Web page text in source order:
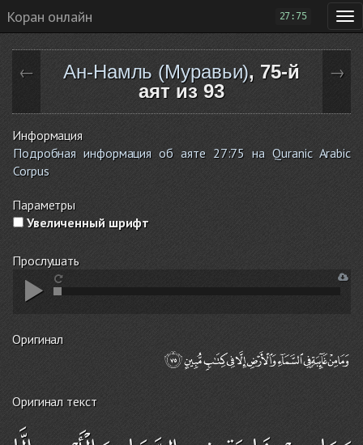
Коран онлайн 27:75
← Ан-Намль (Муравьи), 75-й
аят из 93
→
Информация
Подробная информация об аяте 27:75 на Quranic Arabic
Corpus
Параметры
Увеличенный шрифт
Прослушать
Оригинал
Оригинал текст